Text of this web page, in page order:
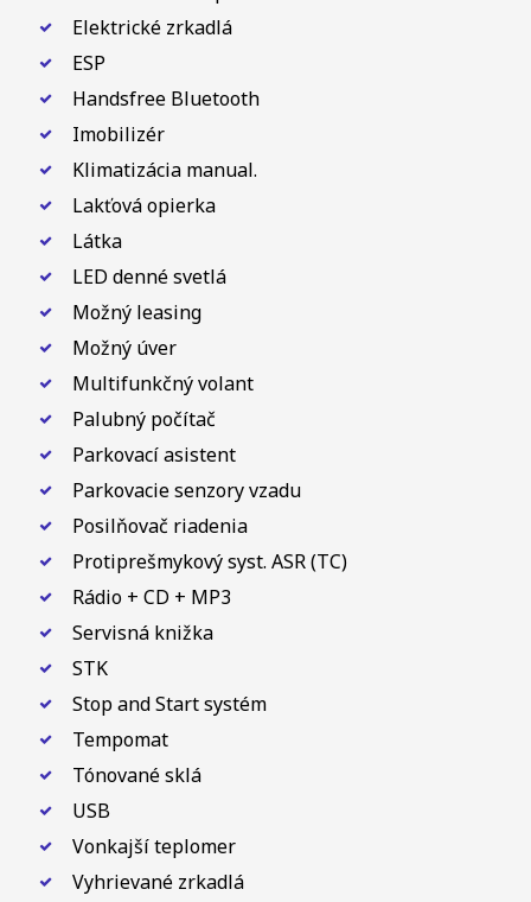
Elektrické zrkadlá
ESP
Handsfree Bluetooth
Imobilizér
Klimatizácia manual.
Lakťová opierka
Látka
LED denné svetlá
Možný leasing
Možný úver
Multifunkčný volant
Palubný počítač
Parkovací asistent
Parkovacie senzory vzadu
Posilňovač riadenia
Protiprešmykový syst. ASR (TC)
Rádio + CD + MP3
Servisná knižka
STK
Stop and Start systém
Tempomat
Tónované sklá
USB
Vonkajší teplomer
Vyhrievané zrkadlá